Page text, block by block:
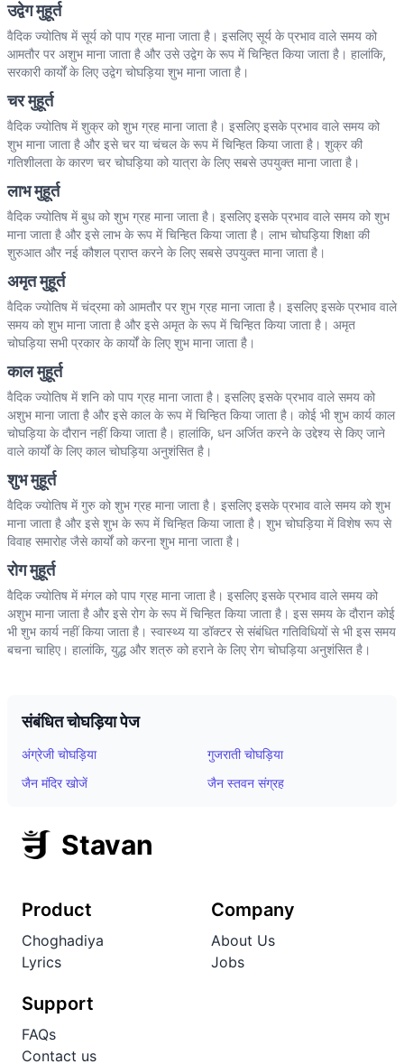
उद्वेग मुहूर्त
वैदिक ज्योतिष में सूर्य को पाप ग्रह माना जाता है। इसलिए सूर्य के प्रभाव वाले समय को
आमतौर पर अशुभ माना जाता है और उसे उद्वेग के रूप में चिन्हित किया जाता है। हालांकि,
सरकारी कार्यों के लिए उद्वेग चोघड़िया शुभ माना जाता है।
चर मुहूर्त
वैदिक ज्योतिष में शुक्र को शुभ ग्रह माना जाता है। इसलिए इसके प्रभाव वाले समय को
शुभ माना जाता है और इसे चर या चंचल के रूप में चिन्हित किया जाता है। शुक्र की
गतिशीलता के कारण चर चोघड़िया को यात्रा के लिए सबसे उपयुक्त माना जाता है।
लाभ मुहूर्त
वैदिक ज्योतिष में बुध को शुभ ग्रह माना जाता है। इसलिए इसके प्रभाव वाले समय को शुभ
माना जाता है और इसे लाभ के रूप में चिन्हित किया जाता है। लाभ चोघड़िया शिक्षा की
शुरुआत और नई कौशल प्राप्त करने के लिए सबसे उपयुक्त माना जाता है।
अमृत मुहूर्त
वैदिक ज्योतिष में चंद्रमा को आमतौर पर शुभ ग्रह माना जाता है। इसलिए इसके प्रभाव वाले
समय को शुभ माना जाता है और इसे अमृत के रूप में चिन्हित किया जाता है। अमृत
चोघड़िया सभी प्रकार के कार्यों के लिए शुभ माना जाता है।
काल मुहूर्त
वैदिक ज्योतिष में शनि को पाप ग्रह माना जाता है। इसलिए इसके प्रभाव वाले समय को
अशुभ माना जाता है और इसे काल के रूप में चिन्हित किया जाता है। कोई भी शुभ कार्य काल
चोघड़िया के दौरान नहीं किया जाता है। हालांकि, धन अर्जित करने के उद्देश्य से किए जाने
वाले कार्यों के लिए काल चोघड़िया अनुशंसित है।
शुभ मुहूर्त
वैदिक ज्योतिष में गुरु को शुभ ग्रह माना जाता है। इसलिए इसके प्रभाव वाले समय को शुभ
माना जाता है और इसे शुभ के रूप में चिन्हित किया जाता है। शुभ चोघड़िया में विशेष रूप से
विवाह समारोह जैसे कार्यों को करना शुभ माना जाता है।
रोग मुहूर्त
वैदिक ज्योतिष में मंगल को पाप ग्रह माना जाता है। इसलिए इसके प्रभाव वाले समय को
अशुभ माना जाता है और इसे रोग के रूप में चिन्हित किया जाता है। इस समय के दौरान कोई
भी शुभ कार्य नहीं किया जाता है। स्वास्थ्य या डॉक्टर से संबंधित गतिविधियों से भी इस समय
बचना चाहिए। हालांकि, युद्ध और शत्रु को हराने के लिए रोग चोघड़िया अनुशंसित है।
संबंधित चोघड़िया पेज
अंग्रेजी चोघड़िया
गुजराती चोघड़िया
जैन मंदिर खोजें
जैन स्तवन संग्रह
Stavan
Product
Choghadiya
Lyrics
Company
About Us
Jobs
Support
FAQs
Contact us